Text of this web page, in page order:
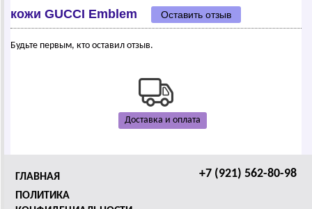
кожи GUССI Emblem
Оставить отзыв
Будьте первым, кто оставил отзыв.
Доставка и оплата
+7 (921) 562-80-98
ГЛАВНАЯ
ПОЛИТИКА